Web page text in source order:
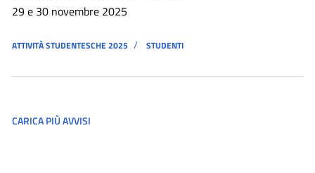
29 e 30 novembre 2025
ATTIVITÀ STUDENTESCHE 2025 / STUDENTI
CARICA PIÙ AVVISI